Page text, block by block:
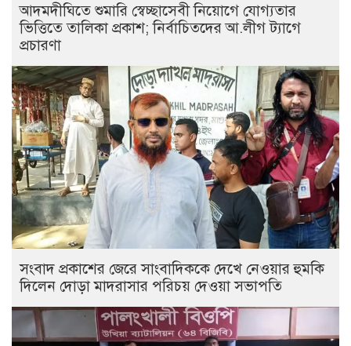
আদমদীঘিতে শুমারি স্বেচ্ছাসেবী নিয়োগে যোগ্যতার
ভিত্তিতে তালিকা প্রকাশ; নির্বাচিতদের আ.লীগ ট্যাগে
প্রচারণা
সংবাদ প্রকাশের জেরে সাংবাদিককে দেখে নেওয়ার হুমকি
দিলেন দোড়া মাদরাসার পরিচয় দেওয়া সভাপতি